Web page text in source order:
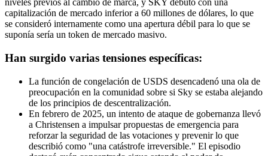
niveles previos al cambio de marca, y SKY debutó con una
capitalización de mercado inferior a 60 millones de dólares, lo que
se consideró internamente como una apertura débil para lo que se
suponía sería un token de mercado masivo.
Han surgido varias tensiones específicas:
La función de congelación de USDS desencadenó una ola de
preocupación en la comunidad sobre si Sky se estaba alejando
de los principios de descentralización.
En febrero de 2025, un intento de ataque de gobernanza llevó
a Christensen a impulsar propuestas de emergencia para
reforzar la seguridad de las votaciones y prevenir lo que
describió como "una catástrofe irreversible." El episodio